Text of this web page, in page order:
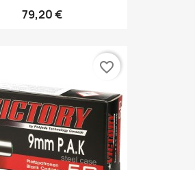
79,20 €
favorite_border